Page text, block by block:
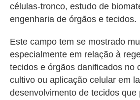
células-tronco, estudo de
engenharia de órgãos e tecidos.
Este campo tem se mostrado
especialmente em relação à
tecidos e órgãos danificados no
cultivo ou aplicação celular em
desenvolvimento de tecidos que